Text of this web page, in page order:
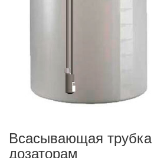
Всасывающая
дозаторам